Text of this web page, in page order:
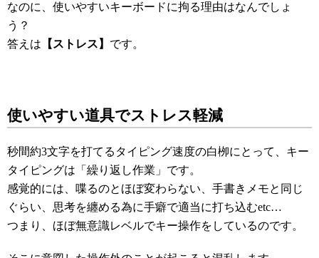
なのに、使いやすいキーボードに拘る理由はなんでしょ
う？
答えは 【ストレス】 です。
使いやすい道具でストレス軽減
秒間約3文字を打てるタイピング速度の白栁にとって、キー
タイピングは「繰り返し作業」です。
感覚的には、喋るのとほぼ変わらない、手書きメモと同じ
ぐらい、思考を纏める為に手癖で適当に打ち込むetc…
つまり、ほぼ無意識レベルでキー操作をしているのです。